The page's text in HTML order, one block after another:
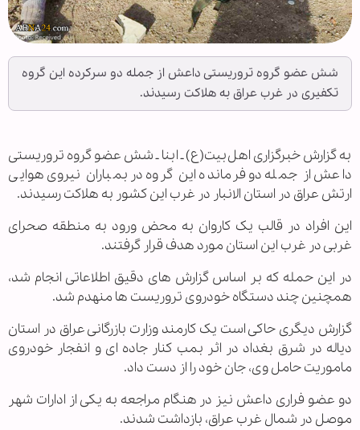
شش عضو گروه تروریستی داعش از جمله دو سرکرده این گروه
تکفیری در غرب عراق به هلاکت رسیدند.
به گزارش خبرگزاری اهل‌بیت(ع) ـ ابنا ـ شش عضو گروه تروریستی
داعش از جمله دو فرمانده این گروه در بمباران نیروی هوایی
ارتش عراق در استان الانبار در غرب این کشور به هلاکت رسیدند.
این افراد در قالب یک کاروان به محض ورود به منطقه صحرای
غربی در غرب این استان مورد هدف قرار گرفتند.
در این حمله که بر اساس گزارش های دقیق اطلاعاتی انجام شد،
همچنین چند دستگاه خودروی تروریست ها منهدم شد.
گزارش دیگری حاکی است یک کارمند وزارت بازرگانی عراق در استان
دیاله در شرق بغداد در اثر بمب کنار جاده ای و انفجار خودروی
ماموریت حامل وی، جان خود را از دست داد.
دو عضو فراری داعش نیز در هنگام مراجعه به یکی از ادارات شهر
موصل در شمال غرب عراق، بازداشت شدند.